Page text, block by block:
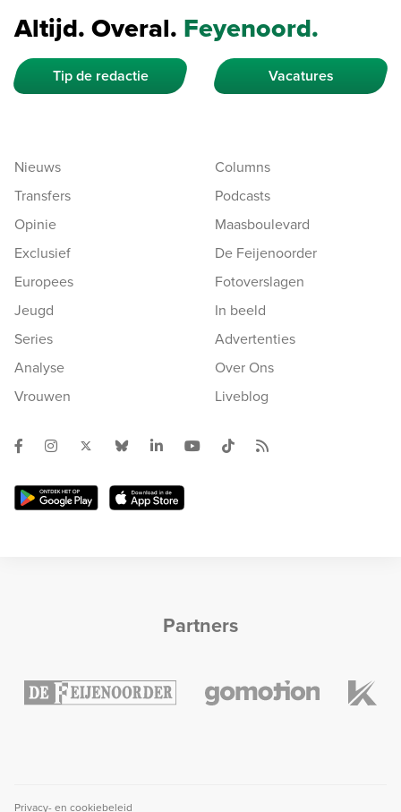
Altijd. Overal. Feyenoord.
Tip de redactie Vacatures
Nieuws
Transfers
Opinie
Exclusief
Europees
Jeugd
Series
Analyse
Vrouwen
Columns
Podcasts
Maasboulevard
De Feijenoorder
Fotoverslagen
In beeld
Advertenties
Over Ons
Liveblog
Partners
Privacy- en cookiebeleid